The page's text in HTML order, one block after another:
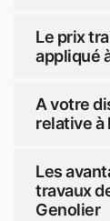
Le prix
appliqué
A votre
relative à
Les
travaux
Genolier